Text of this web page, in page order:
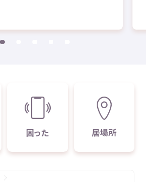
困った 居場所